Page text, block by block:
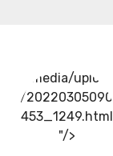
../media/upload
/20220305090
453_1249.html
"/>